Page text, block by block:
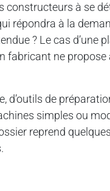
à se
répondra à la
? Le cas d’une
ne propose
d’outils de
simples ou
reprend